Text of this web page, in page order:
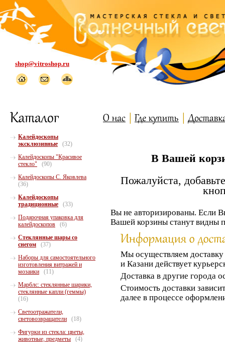
shop@vitroshop.ru
В Вашей
Пожалуйста,
Вы не авторизированы. Если
Вашей корзины станут видны
Мы осуществляем доставку
и Казани действует
Доставка в другие города
Стоимость доставки
далее в процессе
Калейдоскопы
эксклюзивные
(32)
Калейдоскопы "Красивое
стекло"
(90)
Калейдоскопы С. Яковлева
(36)
Калейдоскопы
традиционные
(33)
Подарочная упаковка для
калейдоскопов
(6)
Стеклянные шары со
снегом
(37)
Наборы для самостоятельного
изготовления витражей и
мозаики
(11)
Марблс: стеклянные шарики,
стеклянные капли (геммы)
(16)
Светоотражатели,
световозвращатели
(18)
Фигурки из стекла: цветы,
животные, предметы
(4)